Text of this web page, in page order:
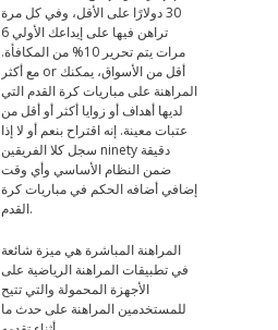
30 دولارًا على الأقل، وفي كل مرة
تراهن فيها على إيداعك الأولي 6
مرات يتم تحرير 10% من المكافأة.
مع أكثر or أقل من الأسواق، يمكنك
المراهنة على مباريات كرة القدم التي
لديها أهداف أو زوايا أكثر أو أقل من
عتبات معينة. إنه اقتراح بنعم أو لا إذا
سجل كلا الفريقين ninety دقيقة
ضمن النظام الأساسي وأي وقت
إضافي أضافه الحكم في مباريات كرة
القدم.
المراهنة المباشرة هي ميزة شائعة
في تطبيقات المراهنة الرياضية على
الأجهزة المحمولة والتي تتيح
للمستخدمين المراهنة على حدث ما